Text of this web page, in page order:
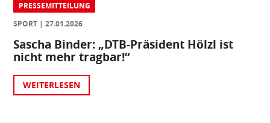
PRESSEMITTEILUNG
SPORT
27.01.2026
Sascha Binder: „DTB-Präsident Hölzl ist
nicht mehr tragbar!“
WEITERLESEN